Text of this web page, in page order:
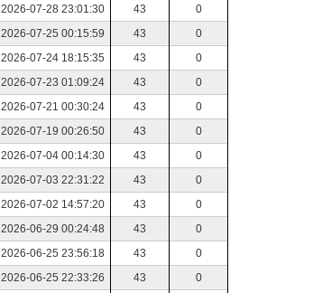
2026-07-28 23:01:30 43
0
2026-07-25 00:15:59 43
0
2026-07-24 18:15:35 43
0
2026-07-23 01:09:24 43
0
2026-07-21 00:30:24 43
0
2026-07-19 00:26:50 43
0
2026-07-04 00:14:30 43
0
2026-07-03 22:31:22 43
0
2026-07-02 14:57:20 43
0
2026-06-29 00:24:48 43
0
2026-06-25 23:56:18 43
0
2026-06-25 22:33:26 43
0